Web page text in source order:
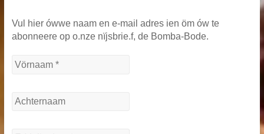
Vul hier ówwe naam en e-mail adres ien öm ów te
abonneere op o.nze nïjsbrie.f, de Bomba-Bode.